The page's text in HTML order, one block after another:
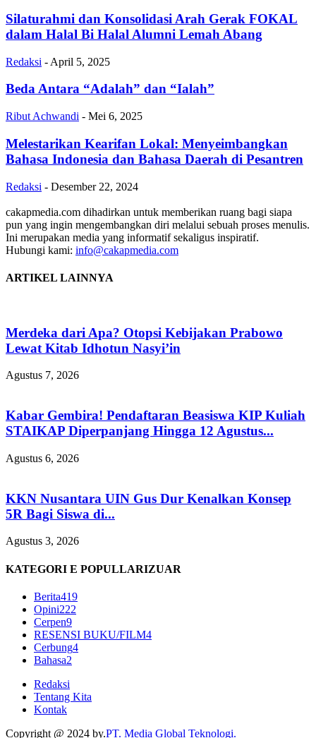
Silaturahmi dan Konsolidasi Arah Gerak FOKAL
dalam Halal Bi Halal Alumni Lemah Abang
Redaksi - April 5, 2025
Beda Antara “Adalah” dan “Ialah”
Ribut Achwandi - Mei 6, 2025
Melestarikan Kearifan Lokal: Menyeimbangkan
Bahasa Indonesia dan Bahasa Daerah di Pesantren
Redaksi - Desember 22, 2024
cakapmedia.com dihadirkan untuk memberikan ruang bagi siapa
pun yang ingin mengembangkan diri melalui sebuah proses menulis.
Ini merupakan media yang informatif sekaligus inspiratif.
Hubungi kami: info@cakapmedia.com
ARTIKEL LAINNYA
Merdeka dari Apa? Otopsi Kebijakan Prabowo
Lewat Kitab Idhotun Nasyi’in
Agustus 7, 2026
Kabar Gembira! Pendaftaran Beasiswa KIP Kuliah
STAIKAP Diperpanjang Hingga 12 Agustus...
Agustus 6, 2026
KKN Nusantara UIN Gus Dur Kenalkan Konsep
5R Bagi Siswa di...
Agustus 3, 2026
KATEGORI E POPULLARIZUAR
Berita419
Opini222
Cerpen9
RESENSI BUKU/FILM4
Cerbung4
Bahasa2
Redaksi
Tentang Kita
Kontak
Copyright @ 2024 by.PT. Media Global Teknologi.